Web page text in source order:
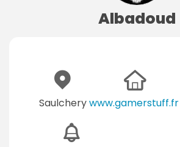
Albadoud
Saulcherywww.gamerstuff.fr